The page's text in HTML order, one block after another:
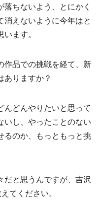
ちないよう、とにかく
消えないように今年はと
ます。
作品での挑戦を経て、新
ありますか？
どんやりたいと思って
いし、やったことのない
るのか、もっともっと挑
だと思うんですが、吉沢
てください。